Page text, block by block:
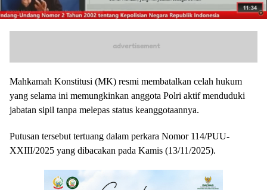
Mahkamah Konstitusi (MK) resmi membatalkan celah hukum
yang selama ini memungkinkan anggota Polri aktif menduduki
jabatan sipil tanpa melepas status keanggotaannya.
Putusan tersebut tertuang dalam perkara Nomor 114/PUU-
XXIII/2025 yang dibacakan pada Kamis (13/11/2025).